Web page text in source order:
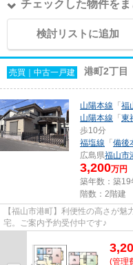
チェックした物件を
検討リストに追加
売買｜中古一戸建 港町2丁
山陽本線 「 福
山陽本線 「 東
歩10分
福塩線 「 備後
広島県福山市
3,200万円
築年数：築19
階数：2階建
【福山市港町】利便性の高さが
宅。ご案内予約受付中です♪
(管理